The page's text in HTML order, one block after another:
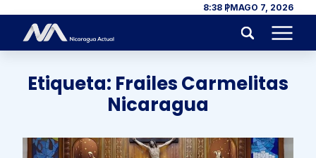
Skip to content 8:38 PMAGO 7, 2026
Menu
Etiqueta: Frailes Carmelitas
Nicaragua